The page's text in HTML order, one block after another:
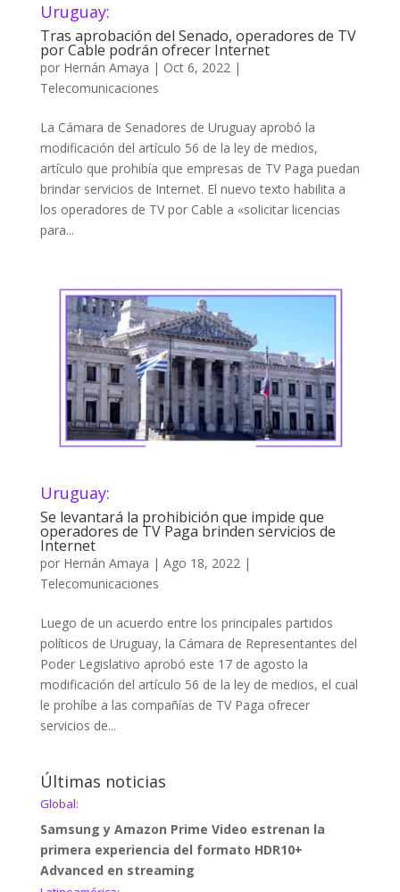
Uruguay:
Tras aprobación del Senado, operadores de TV
por Cable podrán ofrecer Internet
por Hernán Amaya | Oct 6, 2022|
Telecomunicaciones
La Cámara de Senadores de Uruguay aprobó la
modificación del artículo 56 de la ley de medios,
artículo que prohibía que empresas de TV Paga puedan
brindar servicios de Internet. El nuevo texto habilita a
los operadores de TV por Cable a «solicitar licencias
para...
Uruguay:
Se levantará la prohibición que impide que
operadores de TV Paga brinden servicios de
Internet
por Hernán Amaya | Ago 18, 2022 |
Telecomunicaciones
Luego de un acuerdo entre los principales partidos
políticos de Uruguay, la Cámara de Representantes del
Poder Legislativo aprobó este 17 de agosto la
modificación del artículo 56 de la ley de medios, el cual
le prohíbe a las compañías de TV Paga ofrecer
servicios de...
Últimas noticias
Global:
Samsung y Amazon Prime Video estrenan la
primera experiencia del formato HDR10+
Advanced en streaming